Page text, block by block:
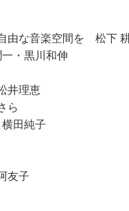
由な音楽空間を 松下
・黒川和伸
井理恵
ら
田純子
友子